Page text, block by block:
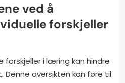
ved å
forskjeller
forskjeller i læring kan hindre
oversikten kan føre til